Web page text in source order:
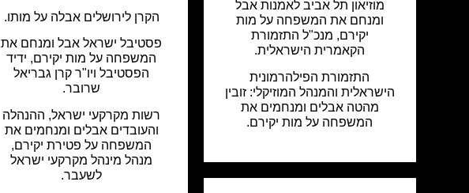
מוזיאון תל אביב לאמנות אבל
ומנחם את המשפחה על מות
יקירם, מנכ"ל התזמורת
הקאמרית הישראלית.
התזמורת הפילהרמונית
הישראלית והמנהל המוזיקלי: זובין
מהטה אבלים ומנחמים את
המשפחה על מות יקירם.
הקרן לירושלים אבלה על מותו.
פסטיבל ישראל אבל ומנחם את
המשפחה על מות יקירם, ידיד
הפסטיבל ויו"ר קרן גבריאל
שרובר.
רשות מקרקעי ישראל, ההנהלה
והעובדים אבלים ומנחמים את
המשפחה על פטירת יקירם,
מנהל מינהל מקרקעי ישראל
לשעבר.